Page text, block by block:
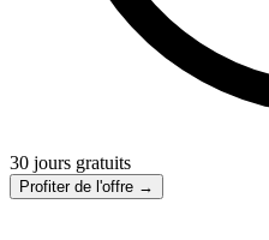
30 jours gratuits
Profiter de l'offre →